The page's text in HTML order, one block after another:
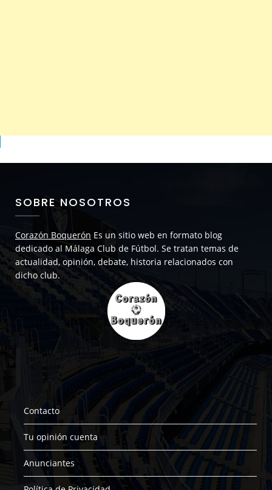
SOBRE NOSOTROS
Corazón Boquerón Es un sitio web en formato blog
dedicado al Málaga Club de Fútbol. Se tratan temas de
actualidad, opinión, debate, historia relacionados con
dicho club.
Contacto
Tu opinión cuenta
Anunciantes